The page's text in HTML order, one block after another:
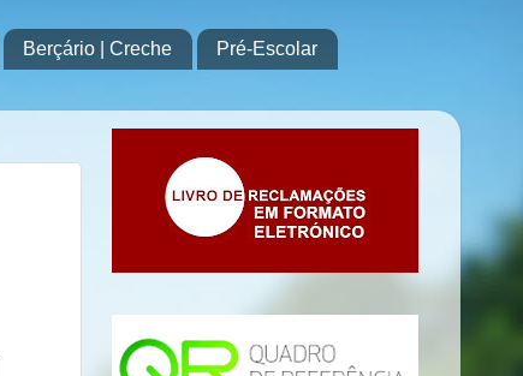
Berçário | Creche
Pré-Escolar